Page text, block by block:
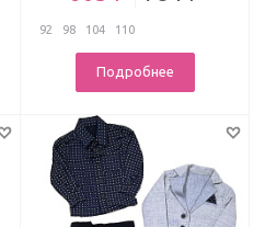
92 98 104 110
Подробнее